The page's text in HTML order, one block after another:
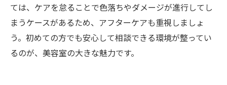
ては、ケアを怠ることで色落ちやダメージが進行してし
まうケースがあるため、アフターケアも重視しましょ
う。初めての方でも安心して相談できる環境が整ってい
るのが、美容室の大きな魅力です。